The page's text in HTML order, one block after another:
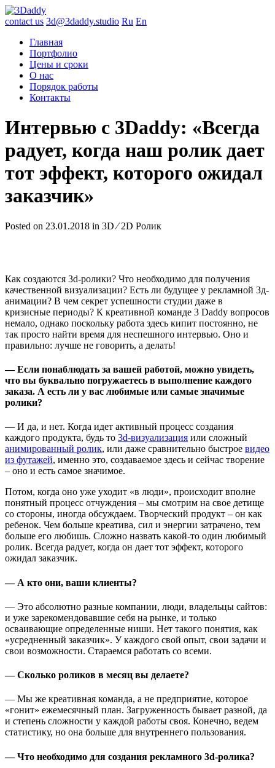
contact us 3d@3daddy.studio Ru En
Главная
Портфолио
Цены и сроки
О нас
Порядок работы
Контакты
Интервью с 3Daddy: «Всегда
радует, когда наш ролик дает
тот эффект, которого ожидал
заказчик»
Posted on 23.01.2018 in 3D ∕ 2D Ролик
Как создаются 3d-ролики? Что необходимо для получения
качественной визуализации? Есть ли будущее у рекламной 3д-
анимации? В чем секрет успешности студии даже в
кризисные периоды? К креативной команде 3 Daddy вопросов
немало, однако поскольку работа здесь кипит постоянно, не
так просто найти время для неспешного интервью. Оно и
правильно: лучше не говорить, а делать!
— Если понаблюдать за вашей работой, можно увидеть,
что вы буквально погружаетесь в выполнение каждого
заказа. А есть ли у вас любимые или самые значимые
ролики?
— И да, и нет. Когда идет активный процесс создания
каждого продукта, будь то 3d-визуализация или сложный
анимированный ролик, или даже сравнительно быстрое видео
из футажей, именно это, создаваемое здесь и сейчас творение
– оно и есть самое значимое.
Потом, когда оно уже уходит «в люди», происходит вполне
понятный процесс отчуждения – мы смотрим на свое детище
со стороны, иногда обсуждаем. Творческий продукт – он как
ребенок. Чем больше креатива, сил и энергии затрачено, тем
больше его любишь. Сложно назвать какой-то один любимый
ролик. Всегда радует, когда он дает тот эффект, которого
ожидал заказчик.
— А кто они, ваши клиенты?
— Это абсолютно разные компании, люди, владельцы сайтов:
и уже зарекомендовавшие себя на рынке, и только
осваивающие определенные ниши. Нет такого понятия, как
«усредненный заказчик». У каждого свой опыт, свои задачи и
свои возможности. Стараемся работать со всеми.
— Сколько роликов в месяц вы делаете?
— Мы же креативная команда, а не предприятие, которое
«гонит» ежемесячный план. Загруженность бывает разной, да
и степень сложности у каждой работы своя. Конечно, ведем
статистику, но она больше для внутреннего пользования.
— Что необходимо для создания рекламного 3d-ролика?